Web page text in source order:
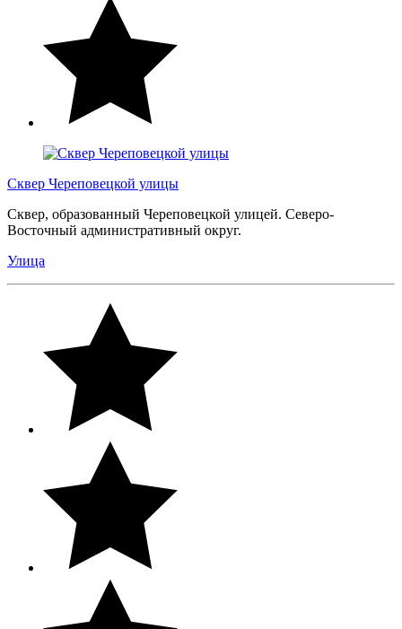
Сквер Череповецкой улицы
Сквер, образованный Череповецкой улицей. Северо-
Восточный административный округ.
Улица